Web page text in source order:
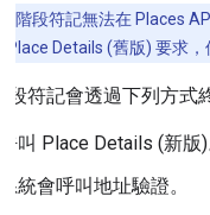
作階段符記無法在 Places
Place Details (舊版) 要求
段符記會透過下列方式
呼叫 Place Details (新版)
系統會呼叫地址驗證。